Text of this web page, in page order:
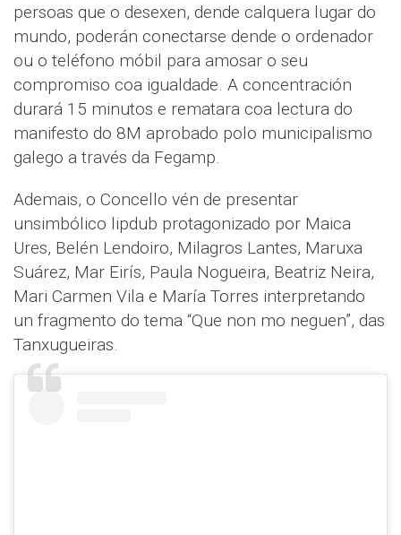
persoas que o desexen, dende calquera lugar do
mundo, poderán conectarse dende o ordenador
ou o teléfono móbil para amosar o seu
compromiso coa igualdade. A concentración
durará 15 minutos e rematara coa lectura do
manifesto do 8M aprobado polo municipalismo
galego a través da Fegamp.
Ademais, o Concello vén de presentar
unsimbólico lipdub protagonizado por Maica
Ures, Belén Lendoiro, Milagros Lantes, Maruxa
Suárez, Mar Eirís, Paula Nogueira, Beatriz Neira,
Mari Carmen Vila e María Torres interpretando
un fragmento do tema “Que non mo neguen”, das
Tanxugueiras.